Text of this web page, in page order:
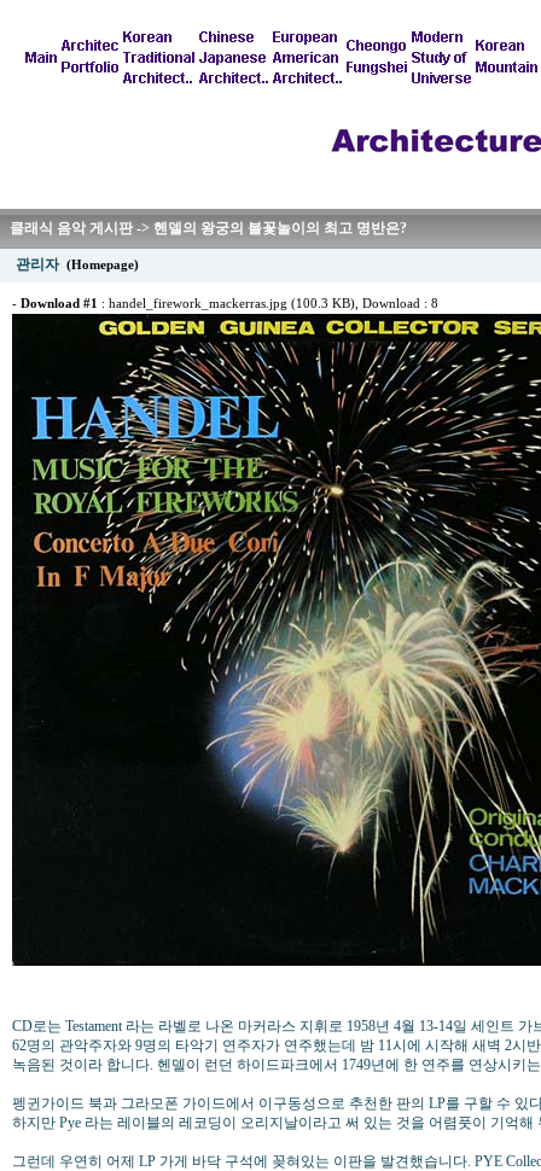
클래식 음악 게시판 -> 헨델의 왕궁의 불꽃놀이의 최고 명반은?
관리자 (Homepage)
- Download #1 : handel_firework_mackerras.jpg (100.3 KB) , Download : 8
CD로는 Testament 라는 라벨로 나온 마커라스 지휘로 1958년 4월 13-14일 세인트
62명의 관악주자와 9명의 타악기 연주자가 연주했는데 밤 11시에 시작해 새벽 2시
녹음된 것이라 합니다. 헨델이 런던 하이드파크에서 1749년에 한 연주를 연상시키
펭귄가이드 북과 그라모폰 가이드에서 이구동성으로 추천한 판의 LP를 구할 수 있
하지만 Pye 라는 레이블의 레코딩이 오리지날이라고 써 있는 것을 어렴풋이 기억해
그런데 우연히 어제 LP 가게 바닥 구석에 꽂혀있는 이판을 발견했습니다. PYE